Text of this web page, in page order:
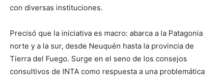
con diversas instituciones.
Precisó que la iniciativa es macro: abarca a la Patagonia
norte y a la sur, desde Neuquén hasta la provincia de
Tierra del Fuego. Surge en el seno de los consejos
consultivos de INTA como respuesta a una problemática